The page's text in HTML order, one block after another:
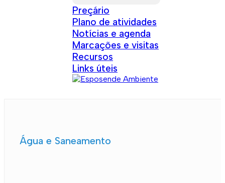
Preçário
Plano de atividades
Notícias e agenda
Marcações e visitas
Recursos
Links úteis
Água e Saneamento